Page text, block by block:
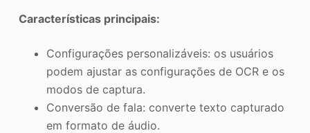
Características principais:
Configurações personalizáveis: os usuários
podem ajustar as configurações de OCR e os
modos de captura.
Conversão de fala: converte texto capturado
em formato de áudio.